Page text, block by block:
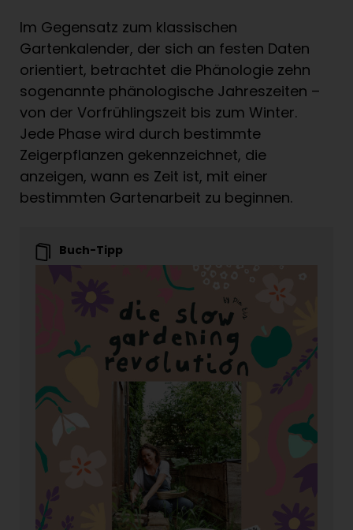
Im Gegensatz zum klassischen
Gartenkalender, der sich an festen Daten
orientiert, betrachtet die Phänologie zehn
sogenannte phänologische Jahreszeiten –
von der Vorfrühlingszeit bis zum Winter.
Jede Phase wird durch bestimmte
Zeigerpflanzen gekennzeichnet, die
anzeigen, wann es Zeit ist, mit einer
bestimmten Gartenarbeit zu beginnen.
Buch-Tipp